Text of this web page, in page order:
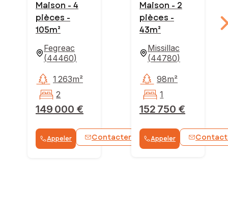
Maison - 4
pièces -
105m²
Fegreac
(44460)
149 000 €
1 263m²
2
Appeler Contacter WhatsApp
Maison - 2
pièces -
43m²
Missillac
(44780)
152 750 €
98m²
1
Appeler